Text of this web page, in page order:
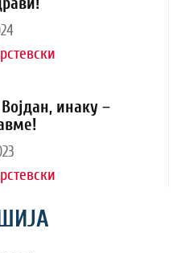
инаку –